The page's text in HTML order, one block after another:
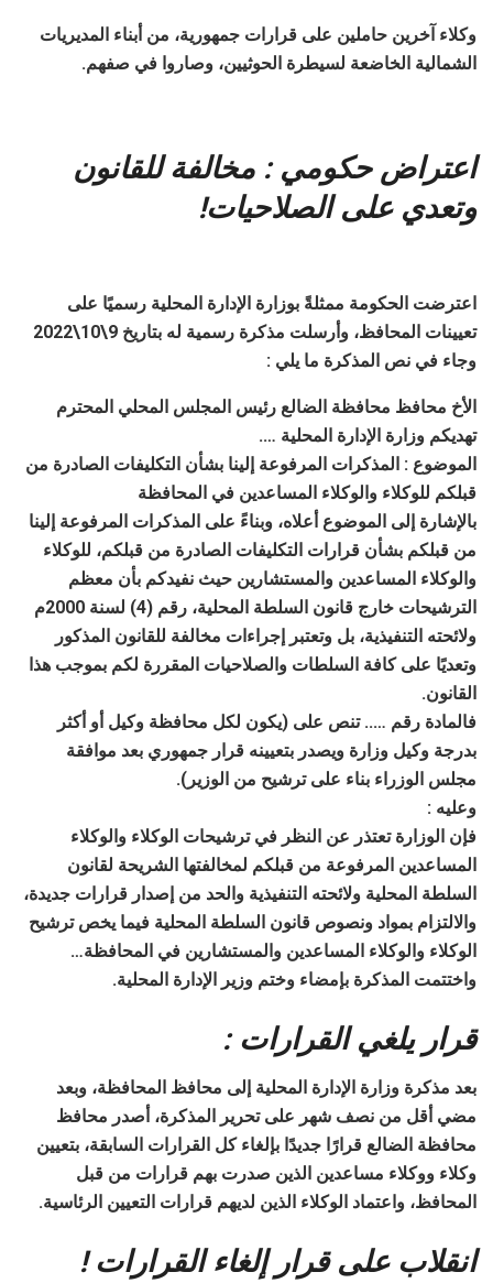
وكلاء آخرين حاملين على قرارات جمهورية، من أبناء المديريات
الشمالية الخاضعة لسيطرة الحوثيين، وصاروا في صفهم.
اعتراض حكومي : مخالفة للقانون
وتعدي على الصلاحيات!
اعترضت الحكومة ممثلةً بوزارة الإدارة المحلية رسميًا على
تعيينات المحافظ، وأرسلت مذكرة رسمية له بتاريخ 9\10\2022
وجاء في نص المذكرة ما يلي :
الأخ محافظ محافظة الضالع رئيس المجلس المحلي المحترم
تهديكم وزارة الإدارة المحلية ….
الموضوع : المذكرات المرفوعة إلينا بشأن التكليفات الصادرة من
قبلكم للوكلاء والوكلاء المساعدين في المحافظة
بالإشارة إلى الموضوع أعلاه، وبناءً على المذكرات المرفوعة إلينا
من قبلكم بشأن قرارات التكليفات الصادرة من قبلكم، للوكلاء
والوكلاء المساعدين والمستشارين حيث نفيدكم بأن معظم
الترشيحات خارج قانون السلطة المحلية، رقم (4) لسنة 2000م
ولائحته التنفيذية، بل وتعتبر إجراءات مخالفة للقانون المذكور
وتعديًا على كافة السلطات والصلاحيات المقررة لكم بموجب هذا
القانون.
فالمادة رقم ….. تنص على (يكون لكل محافظة وكيل أو أكثر
بدرجة وكيل وزارة ويصدر بتعيينه قرار جمهوري بعد موافقة
مجلس الوزراء بناء على ترشيح من الوزير).
وعليه :
فإن الوزارة تعتذر عن النظر في ترشيحات الوكلاء والوكلاء
المساعدين المرفوعة من قبلكم لمخالفتها الشريحة لقانون
السلطة المحلية ولائحته التنفيذية والحد من إصدار قرارات جديدة،
والالتزام بمواد ونصوص قانون السلطة المحلية فيما يخص ترشيح
الوكلاء والوكلاء المساعدين والمستشارين في المحافظة…
واختتمت المذكرة بإمضاء وختم وزير الإدارة المحلية.
قرار يلغي القرارات :
بعد مذكرة وزارة الإدارة المحلية إلى محافظ المحافظة، وبعد
مضي أقل من نصف شهر على تحرير المذكرة، أصدر محافظ
محافظة الضالع قرارًا جديدًا بإلغاء كل القرارات السابقة، بتعيين
وكلاء ووكلاء مساعدين الذين صدرت بهم قرارات من قبل
المحافظ، واعتماد الوكلاء الذين لديهم قرارات التعيين الرئاسية.
انقلاب على قرار إلغاء القرارات !